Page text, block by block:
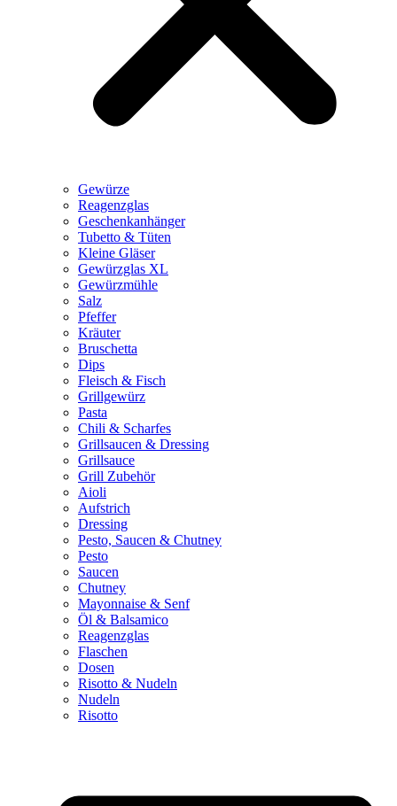
Gewürze
Reagenzglas
Geschenkanhänger
Tubetto & Tüten
Kleine Gläser
Gewürzglas XL
Gewürzmühle
Salz
Pfeffer
Kräuter
Bruschetta
Dips
Fleisch & Fisch
Grillgewürz
Pasta
Chili & Scharfes
Grillsaucen & Dressing
Grillsauce
Grill Zubehör
Aioli
Aufstrich
Dressing
Pesto, Saucen & Chutney
Pesto
Saucen
Chutney
Mayonnaise & Senf
Öl & Balsamico
Reagenzglas
Flaschen
Dosen
Risotto & Nudeln
Nudeln
Risotto